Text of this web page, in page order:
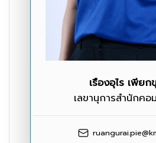
เรืองอุไร เพีย
เลขานุการสำนักคอ